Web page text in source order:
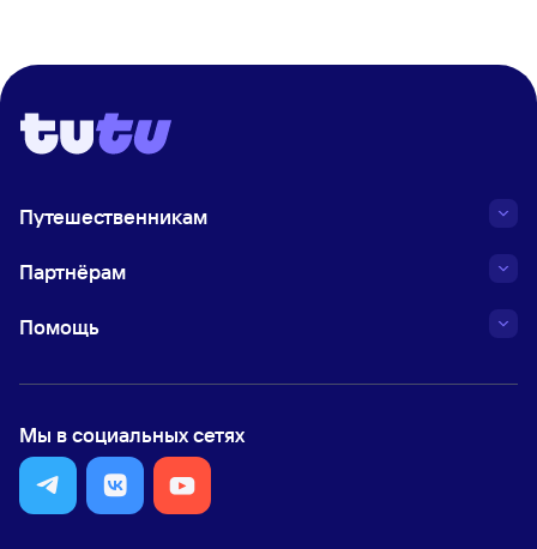
Путешественникам
Партнёрам
Помощь
Мы в социальных сетях